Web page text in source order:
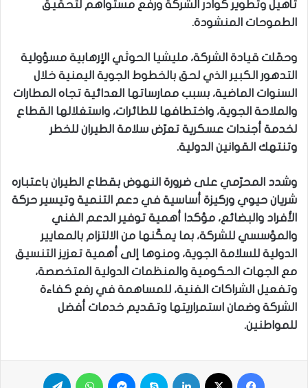
تأهيل وتطوير كوادر الشركة ورفع مستواهم لتحقيق
الطموحات المنشودة.
وحمّلت قيادة الشركة، مليشيا الحوثي الإرهابية مسؤولية
التدهور الكبير الذي لحق بالخطوط الجوية اليمنية خلال
السنوات الماضية، بسبب ممارساتها العدائية تجاه المطارات
والملاحة الجوية، واختطافها للطائرات، واستغلالها القطاع
لخدمة أجندات عسكرية تعرّض سلامة الطيران للخطر
وتنتهك القوانين الدولية.
وشدد المحرّمي على ضرورة النهوض بقطاع الطيران باعتباره
شريان حيوي وركيزة أساسية في دعم التنمية وتيسير حركة
الأفراد والبضائع، مؤكدا أهمية توفير الدعم الفني
والمؤسسي للشركة، بما يمكّنها من الالتزام بالمعايير
الدولية للسلامة الجوية، ومنوها إلى أهمية تعزيز التنسيق
مع الجهات الحكومية والمنظمات الدولية المتخصصة،
وتفعيل الشراكات الفنية، للمساهمة في رفع كفاءة
الشركة وضمان استمراريتها وتقديم خدمات أفضل
للمواطنين.